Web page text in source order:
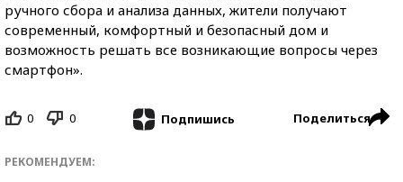
ручного сбора и анализа данных, жители получают
современный, комфортный и безопасный дом и
возможность решать все возникающие вопросы через
смартфон».
0 0 Подпишись Поделиться
РЕКОМЕНДУЕМ: